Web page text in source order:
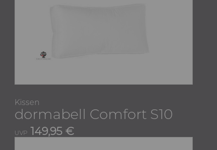
Kissen
dormabell Comfort S10
UVP 149,95 €